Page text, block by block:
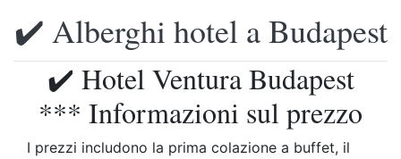
✔️ Alberghi hotel a Budapest
✔️ Hotel Ventura Budapest
*** Informazioni sul prezzo
I prezzi includono la prima colazione a buffet, il